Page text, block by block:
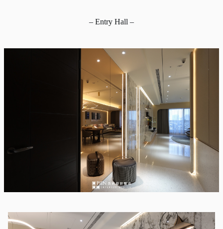
– Entry Hall –